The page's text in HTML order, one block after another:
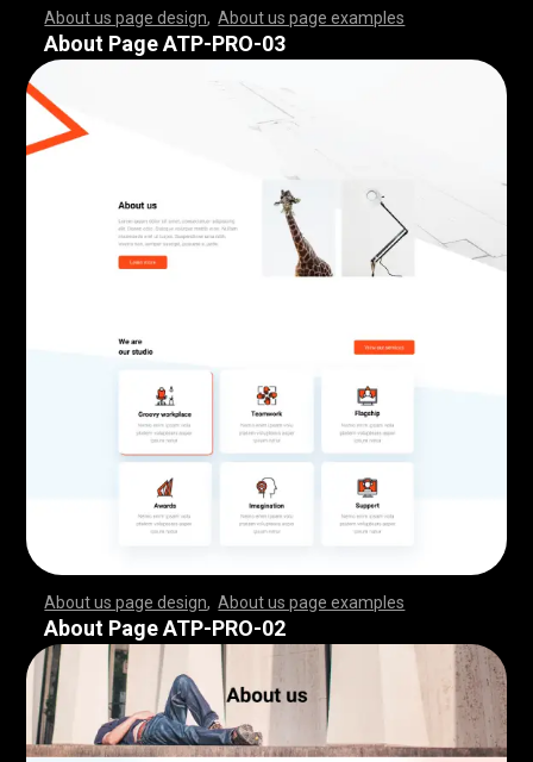
About us page design ,About us page examples
,,,,,,,,,,,,,,,,,,,,,,,, ,,,,,,,,,,,,,,,,,,,,,,,,,,,
,,,,,,,,,,,,,,,,,,,,,,,, ,,,,,,,,,,,,,,,,,,,,,,,,,,,
,,,,,,,,,,,,,,,,,,,,,,,, ,,,,,,,,,,,,,,,,,,,,,,,,,,,
,,,,,,,,,,,,,,,,,,,,,,,, ,,,,,,,,,,,,,,,,,,,,,,,,,,,
,,,,,,,,,,,,,,,,,,,,,,,, ,,,,,,,,,,,,,,,,,,,,,,,,,,,
,,,,,,,,,,,,,,,,,,,,,,,, ,,,,,,,,,,,,,,,,,,,,,,,,,,,
,,,,,,,,,,,,,,,,,,,,,,,, ,,,,,,,,,,,,,,,,,,,,,,,,,,,
,,,,,,,,,,,,,,,,,,,,,,,, ,,,,,,,,,,,,
About Page ATP-PRO-03
About us page design ,About us page examples
,,,,,,,,,,,,,,,,,,,,,,,, ,,,,,,,,,,,,,,,,,,,,,,,,,,,
,,,,,,,,,,,,,,,,,,,,,,,, ,,,,,,,,,,,,,,,,,,,,,,,,,,,
,,,,,,,,,,,,,,,,,,,,,,,, ,,,,,,,,,,,,,,,,,,,,,,,,,,,
,,,,,,,,,,,,,,,,,,,,,,,, ,,,,,,,,,,,,,,,,,,,,,,,,,,,
,,,,,,,,,,,,,,,,,,,,,,,, ,,,,,,,,,,,,,,,,,,,,,,,,,,,
,,,,,,,,,,,,,,,,,,,,,,,, ,,,,,,,,,,,,,,,,,,,,,,,,,,,
,,,,,,,,,,,,,,,,,,,,,,,, ,,,,,,,,,,,,,,,,,,,,,,,,,,,
,,,,,,,,,,,,,,,,,,,,,,,, ,,,,,,,,,,,,
About Page ATP-PRO-02